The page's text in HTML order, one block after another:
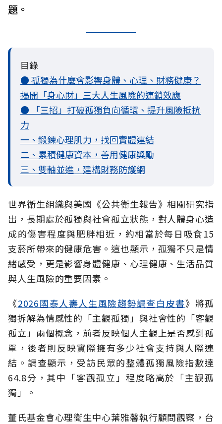
題。
目錄
● 孤獨為什麼會影響身體、心理、財務健康？
揭開「身心財」三大人生風險的連鎖效應
● 「三招」打破孤獨負向循環、提升風險抵抗
力
一、鍛鍊心理肌力，找回實體連結
二、累積健康資本，善用健康獎勵
三、雙軸並進，建構財務防護網
世界衛生組織與美國《公共衛生報告》相關研究指
出，長期處於孤獨與社會孤立狀態，對人體身心造
成的傷害程度與肥胖相近，約相當於每日吸食15
支菸所帶來的健康危害。這也顯示，孤獨不只是情
緒感受，更是影響身體健康、心理健康、生活品質
與人生風險的重要因素。
《2026國泰人壽人生風險趨勢調查白皮書》將孤
獨拆解為情感性的「主觀孤獨」與社會性的「客觀
孤立」兩個概念，前者反映個人主觀上是否感到孤
單，後者則反映實際擁有多少社會支持與人際連
結。調查顯示，受訪民眾的整體孤獨風險指數達
64.8分，其中「客觀孤立」程度略高於「主觀孤
獨」。
董氏基金會心理衛生中心葉雅馨執行顧問觀察，台